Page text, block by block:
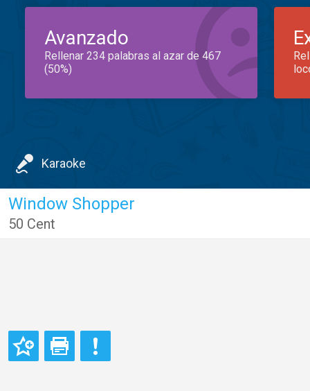
Avanzado
Rellenar 234 palabras al azar de 467
(50%)
Karaoke
Window Shopper
50 Cent